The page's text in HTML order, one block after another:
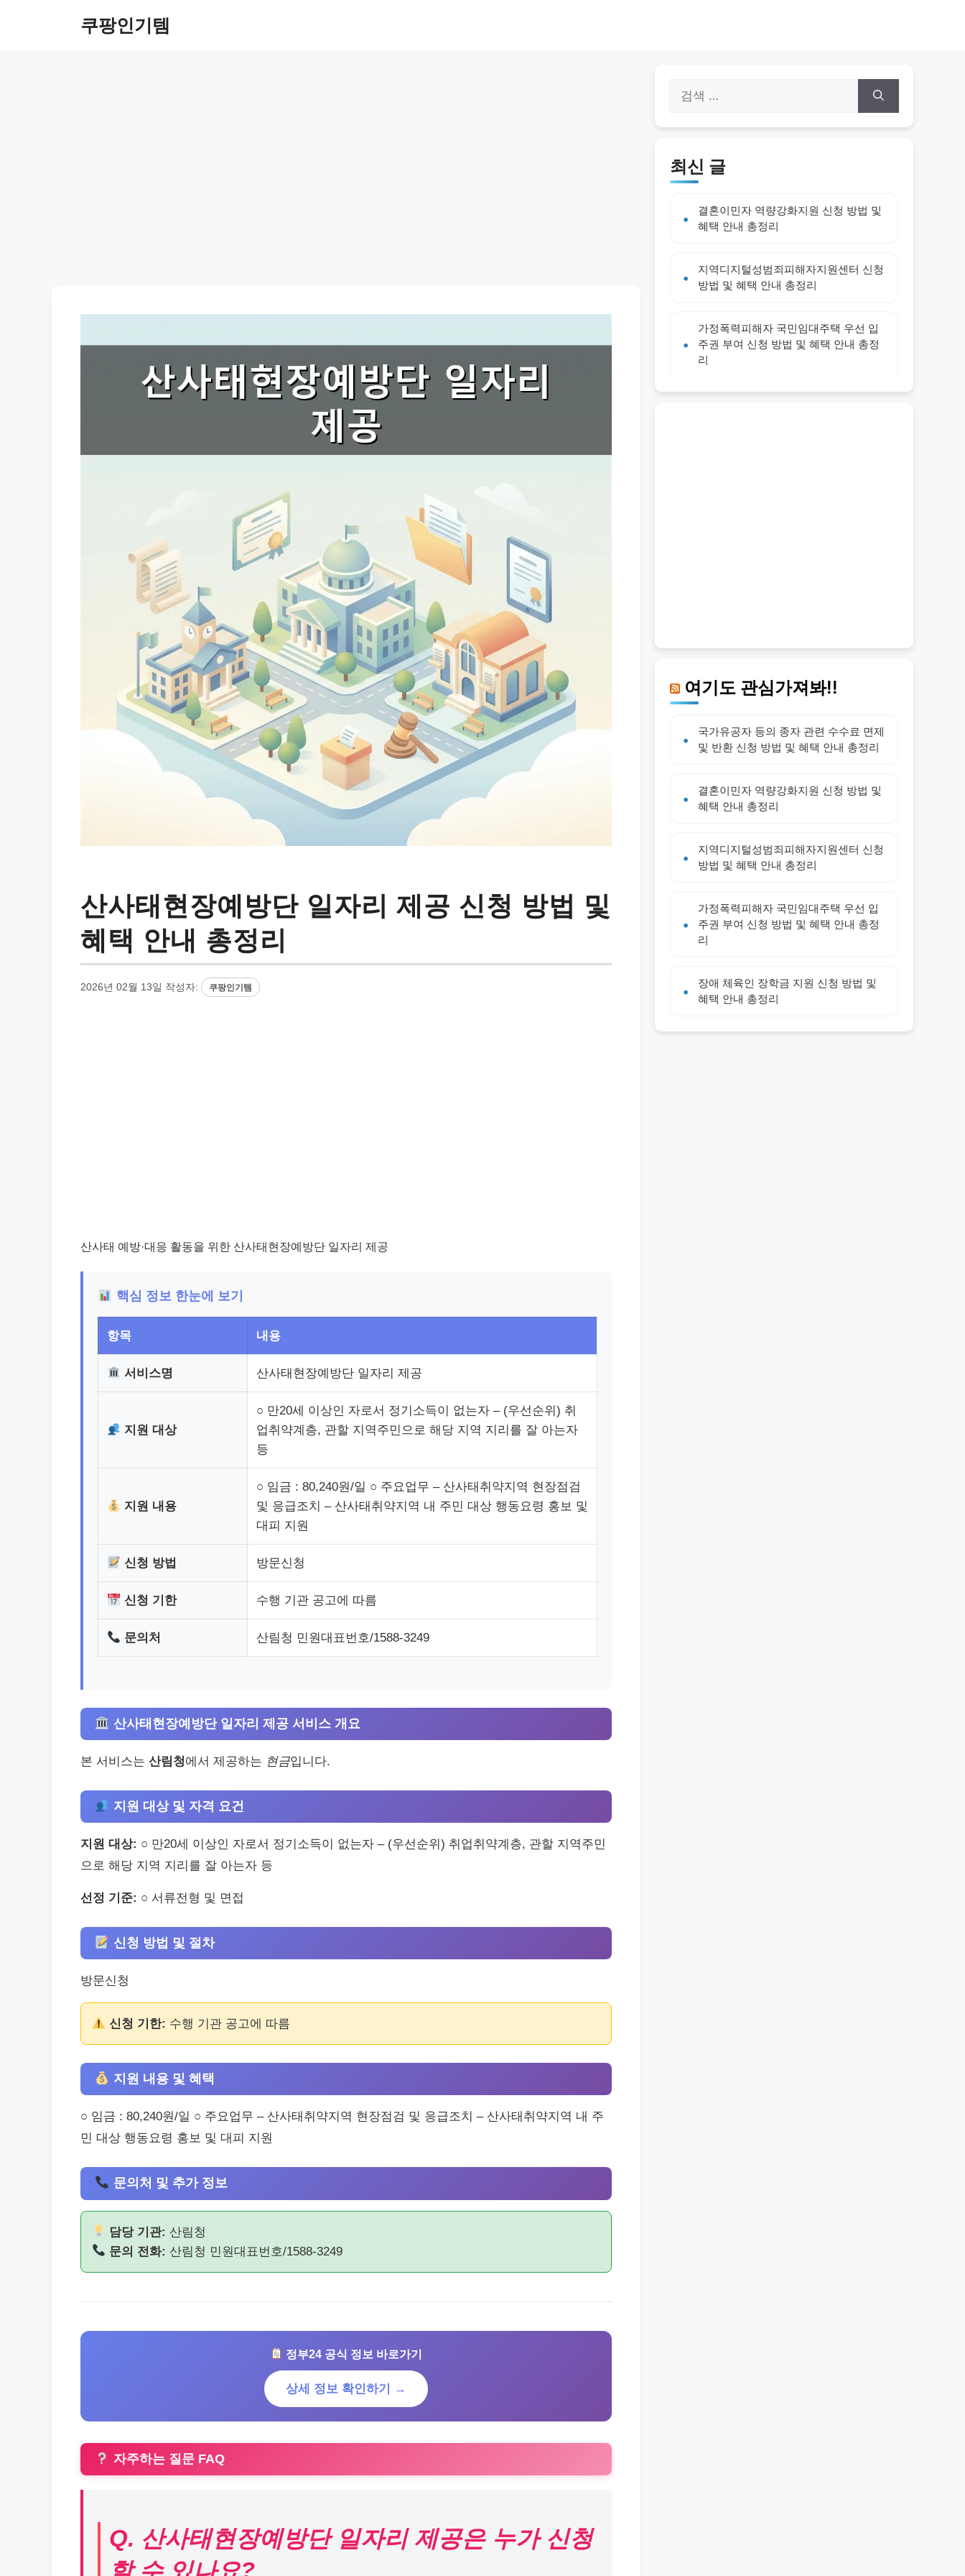
쿠팡인기템
산사태현장예방단 일자리 제공 신청 방법 및
혜택 안내 총정리
2026년 02월 13일 작성자: 쿠팡인기템
산사태 예방·대응 활동을 위한 산사태현장예방단 일자리 제공
핵심 정보 한눈에 보기
항목 내용
서비스명 산사태현장예방단 일자리 제공
지원 대상
○ 만20세 이상인 자로서 정기소득이 없는자 – (우선순위) 취
업취약계층, 관할 지역주민으로 해당 지역 지리를 잘 아는자
등
지원 내용
○ 임금 : 80,240원/일 ○ 주요업무 – 산사태취약지역 현장점검
및 응급조치 – 산사태취약지역 내 주민 대상 행동요령 홍보 및
대피 지원
신청 방법 방문신청
신청 기한 수행 기관 공고에 따름
문의처 산림청 민원대표번호/1588-3249
산사태현장예방단 일자리 제공 서비스 개요
본 서비스는 산림청에서 제공하는 현금입니다.
지원 대상 및 자격 요건
지원 대상: ○ 만20세 이상인 자로서 정기소득이 없는자 – (우선순위) 취업취약계층, 관할 지역주민
으로 해당 지역 지리를 잘 아는자 등
선정 기준: ○ 서류전형 및 면접
신청 방법 및 절차
방문신청
신청 기한: 수행 기관 공고에 따름
지원 내용 및 혜택
○ 임금 : 80,240원/일 ○ 주요업무 – 산사태취약지역 현장점검 및 응급조치 – 산사태취약지역 내 주
민 대상 행동요령 홍보 및 대피 지원
문의처 및 추가 정보
담당 기관: 산림청
문의 전화: 산림청 민원대표번호/1588-3249
정부24 공식 정보 바로가기
상세 정보 확인하기 →
자주하는 질문 FAQ
Q. 산사태현장예방단 일자리 제공은 누가 신청
할 수 있나요?
색:
최신 글
결혼이민자 역량강화지원 신청 방법 및
혜택 안내 총정리
지역디지털성범죄피해자지원센터 신청
방법 및 혜택 안내 총정리
가정폭력피해자 국민임대주택 우선 입
주권 부여 신청 방법 및 혜택 안내 총정
리
여기도 관심가져봐!!
국가유공자 등의 종자 관련 수수료 면제
및 반환 신청 방법 및 혜택 안내 총정리
결혼이민자 역량강화지원 신청 방법 및
혜택 안내 총정리
지역디지털성범죄피해자지원센터 신청
방법 및 혜택 안내 총정리
가정폭력피해자 국민임대주택 우선 입
주권 부여 신청 방법 및 혜택 안내 총정
리
장애 체육인 장학금 지원 신청 방법 및
혜택 안내 총정리